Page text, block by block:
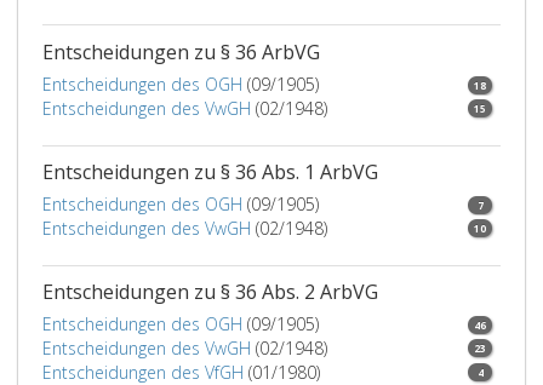
Entscheidungen zu § 36 ArbVG
Entscheidungen des OGH (09/1905) 18
Entscheidungen des VwGH (02/1948) 15
Entscheidungen zu § 36 Abs. 1 ArbVG
Entscheidungen des OGH (09/1905) 7
Entscheidungen des VwGH (02/1948) 10
Entscheidungen zu § 36 Abs. 2 ArbVG
Entscheidungen des OGH (09/1905) 46
Entscheidungen des VwGH (02/1948) 23
Entscheidungen des VfGH (01/1980) 4